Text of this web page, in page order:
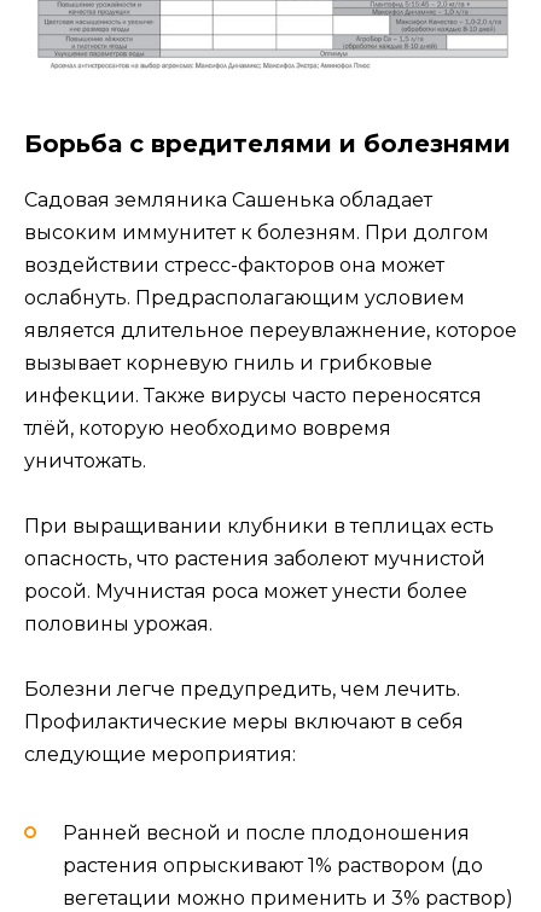
Борьба с вредителями и болезнями
Садовая земляника Сашенька обладает
высоким иммунитет к болезням. При долгом
воздействии стресс-факторов она может
ослабнуть. Предрасполагающим условием
является длительное переувлажнение, которое
вызывает корневую гниль и грибковые
инфекции. Также вирусы часто переносятся
тлёй, которую необходимо вовремя
уничтожать.
При выращивании клубники в теплицах есть
опасность, что растения заболеют мучнистой
росой. Мучнистая роса может унести более
половины урожая.
Болезни легче предупредить, чем лечить.
Профилактические меры включают в себя
следующие мероприятия:
Ранней весной и после плодоношения
растения опрыскивают 1% раствором (до
вегетации можно применить и 3% раствор)